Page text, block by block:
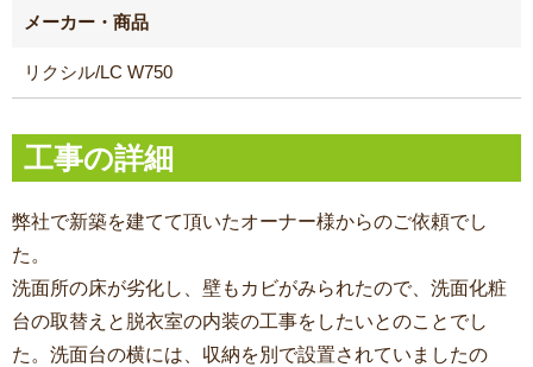
メーカー・商品
リクシル/LC W750
工事の詳細
弊社で新築を建てて頂いたオーナー様からのご依頼でし
た。
洗面所の床が劣化し、壁もカビがみられたので、洗面化粧
台の取替えと脱衣室の内装の工事をしたいとのことでし
た。洗面台の横には、収納を別で設置されていましたの